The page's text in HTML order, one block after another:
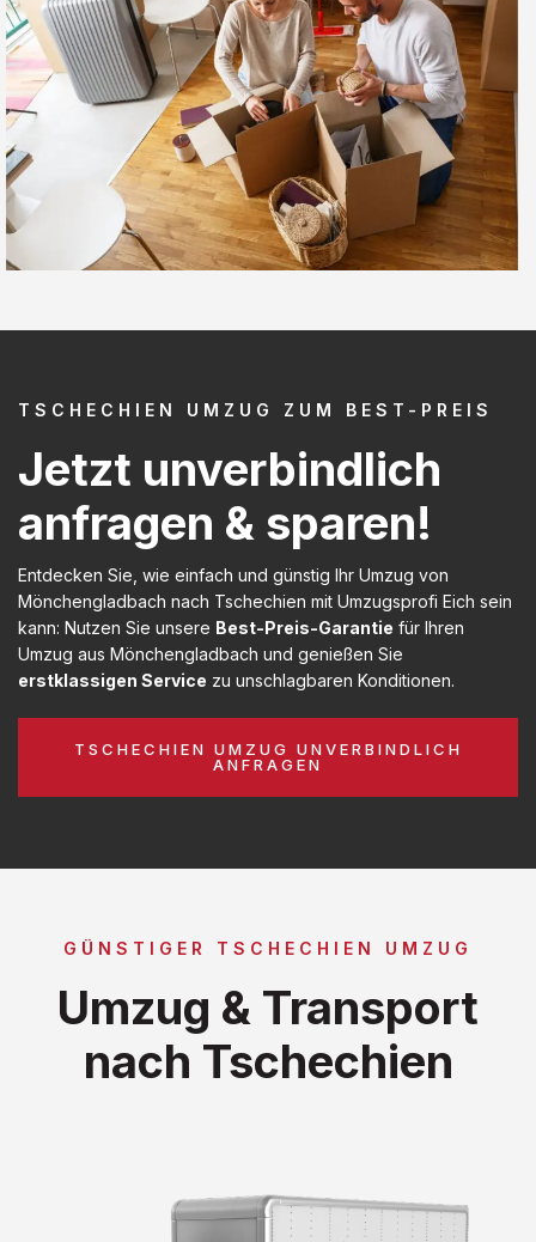
TSCHECHIEN UMZUG ZUM BEST-PREIS
Jetzt unverbindlich
anfragen & sparen!
Entdecken Sie, wie einfach und günstig Ihr Umzug von
Mönchengladbach nach Tschechien mit Umzugsprofi Eich sein
kann: Nutzen Sie unsere Best-Preis-Garantie für Ihren
Umzug aus Mönchengladbach und genießen Sie
erstklassigen Service zu unschlagbaren Konditionen.
TSCHECHIEN UMZUG UNVERBINDLICH
ANFRAGEN
GÜNSTIGER TSCHECHIEN UMZUG
Umzug & Transport
nach Tschechien